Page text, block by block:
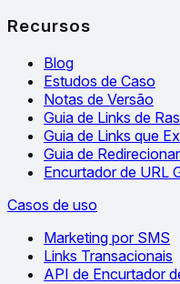
Recursos
Blog
Estudos de Caso
Notas de Versão
Guia de Links de
Guia de Links que
Guia de
Encurtador de URL
Casos de uso
Marketing por SMS
Links Transacionais
API de Encurtador